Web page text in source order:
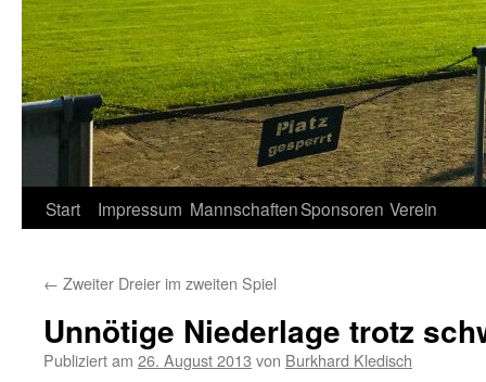
Springe
Inhalt
Start Impressum MannschaftenSponsoren Verein
← Zweiter Dreier im zweiten Spiel
Unnötige Niederlage trotz
Publiziert am 26. August 2013 von Burkhard Kledisch